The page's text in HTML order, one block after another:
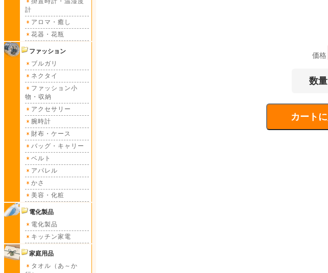
計
アロマ・癒し
花器・花瓶
ファッション
ブルガリ
ネクタイ
ファッション小
物・収納
アクセサリー
腕時計
財布・ケース
バッグ・キャリー
ベルト
アパレル
かさ
美容・化粧
電化製品
電化製品
キッチン家電
家庭用品
タオル（あ～か
価格
数量